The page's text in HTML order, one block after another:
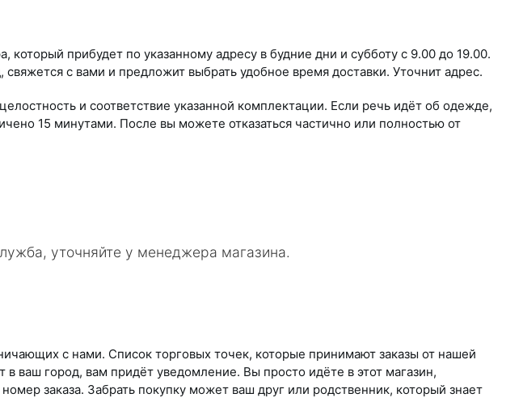
прибудет по указанному адресу в будние дни и субботу с 9.00 до 19.00.
с вами и предложит выбрать удобное время доставки. Уточнит адрес.
и соответствие указанной комплектации. Если речь идёт об одежде,
15 минутами. После вы можете отказаться частично или полностью от
уточняйте у менеджера магазина.
с нами. Список торговых точек, которые принимают заказы от нашей
в ваш город, вам придёт уведомление. Вы просто идёте в этот магазин,
заказа. Забрать покупку может ваш друг или родственник, который знает